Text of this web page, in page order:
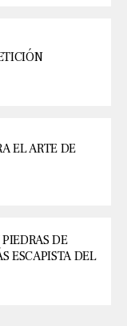
EL ARTE DE
DE
ESCAPISTA DEL